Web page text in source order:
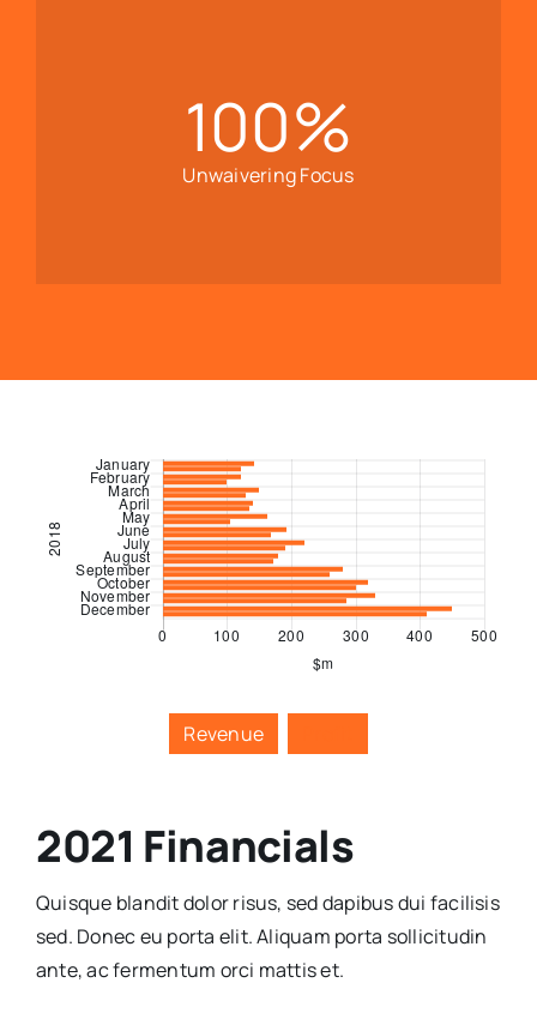
100%
Unwaivering Focus
2021 Financials
Quisque blandit dolor risus, sed dapibus dui facilisis
sed. Donec eu porta elit. Aliquam porta sollicitudin
ante, ac fermentum orci mattis et.
Revenue